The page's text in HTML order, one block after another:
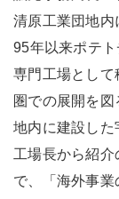
清原工業団地
95年以来ポテ
専門工場とし
圏での展開を
地内に建設した
工場長から紹
で、「海外事